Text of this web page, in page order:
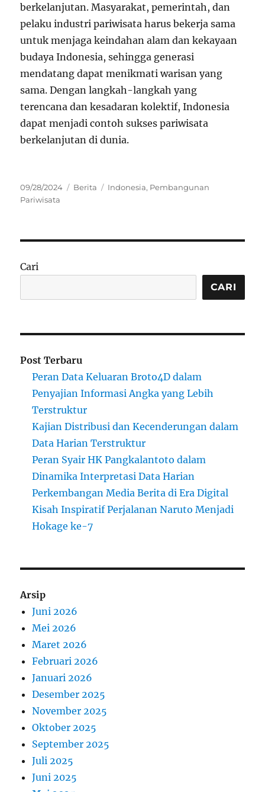
berkelanjutan. Masyarakat, pemerintah, dan
pelaku industri pariwisata harus bekerja sama
untuk menjaga keindahan alam dan kekayaan
budaya Indonesia, sehingga generasi
mendatang dapat menikmati warisan yang
sama. Dengan langkah-langkah yang
terencana dan kesadaran kolektif, Indonesia
dapat menjadi contoh sukses pariwisata
berkelanjutan di dunia.
Posted
on
09/28/2024 Categories
Berita Tags
Indonesia, Pembangunan
Pariwisata
Cari
CARI
Post Terbaru
Peran Data Keluaran Broto4D dalam
Penyajian Informasi Angka yang Lebih
Terstruktur
Kajian Distribusi dan Kecenderungan dalam
Data Harian Terstruktur
Peran Syair HK Pangkalantoto dalam
Dinamika Interpretasi Data Harian
Perkembangan Media Berita di Era Digital
Kisah Inspiratif Perjalanan Naruto Menjadi
Hokage ke-7
Arsip
Juni 2026
Mei 2026
Maret 2026
Februari 2026
Januari 2026
Desember 2025
November 2025
Oktober 2025
September 2025
Juli 2025
Juni 2025